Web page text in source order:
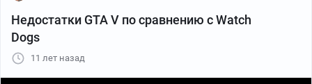
Недостатки GTA V по сравнению с Watch
Dogs
11 лет назад